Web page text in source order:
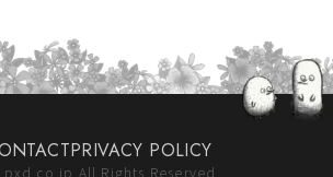
pxd.co.jp All Rights Reserved.
PRIVACY POLICY